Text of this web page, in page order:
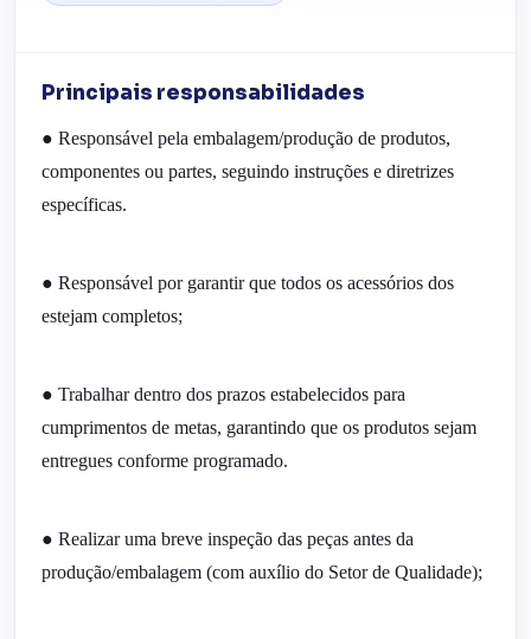
Principais responsabilidades
● Responsável pela embalagem/produção de produtos,
componentes ou partes, seguindo instruções e diretrizes
específicas.
● Responsável por garantir que todos os acessórios dos
estejam completos;
● Trabalhar dentro dos prazos estabelecidos para
cumprimentos de metas, garantindo que os produtos sejam
entregues conforme programado.
● Realizar uma breve inspeção das peças antes da
produção/embalagem (com auxílio do Setor de Qualidade);